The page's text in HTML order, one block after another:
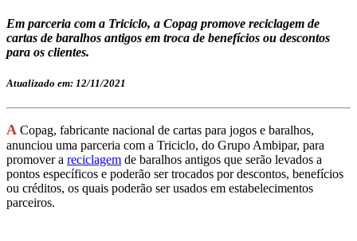
Em parceria com a Triciclo, a Copag promove reciclagem de
cartas de baralhos antigos em troca de benefícios ou descontos
para os clientes.
Atualizado em: 12/11/2021
A Copag, fabricante nacional de cartas para jogos e baralhos,
anunciou uma parceria com a Triciclo, do Grupo Ambipar, para
promover a reciclagem de baralhos antigos que serão levados a
pontos específicos e poderão ser trocados por descontos, benefícios
ou créditos, os quais poderão ser usados em estabelecimentos
parceiros.